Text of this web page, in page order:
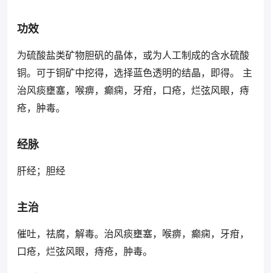
功效
为硫酸盐类矿物胆矾的晶体，或为人工制成的含水硫酸
铜。可于铜矿中挖得，选择蓝色透明的结晶，即得。 主
治风痰壅塞，喉痹，癫痫，牙疳，口疮，烂弦风眼，痔
疮，肿毒。
经脉
肝经；胆经
主治
催吐，祛腐，解毒。治风痰壅塞，喉痹，癫痫，牙疳，
口疮，烂弦风眼，痔疮，肿毒。